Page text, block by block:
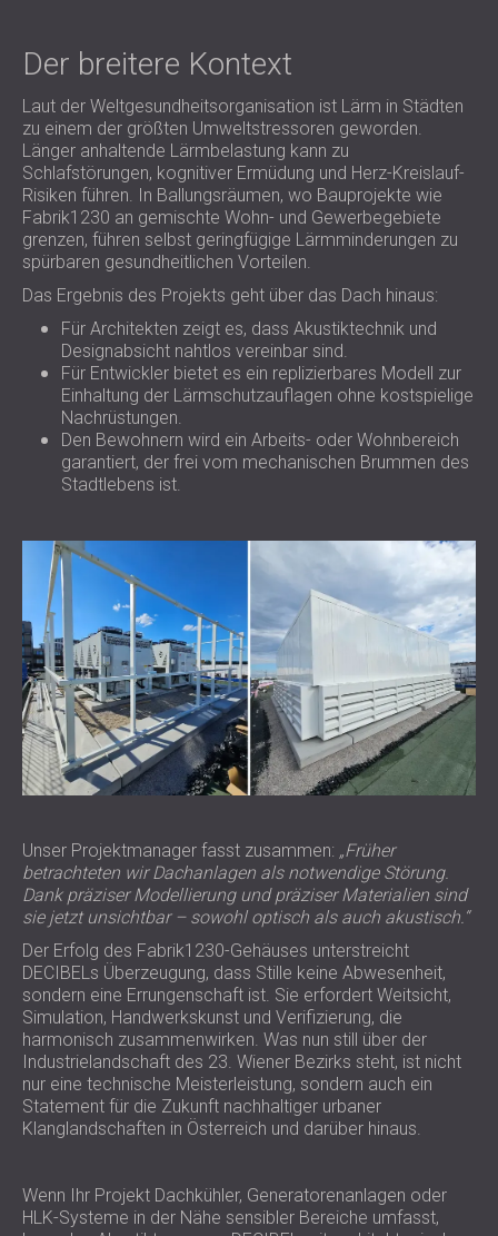
Der breitere Kontext
Laut der Weltgesundheitsorganisation ist Lärm in Städten
zu einem der größten Umweltstressoren geworden.
Länger anhaltende Lärmbelastung kann zu
Schlafstörungen, kognitiver Ermüdung und Herz-Kreislauf-
Risiken führen. In Ballungsräumen, wo Bauprojekte wie
Fabrik1230 an gemischte Wohn- und Gewerbegebiete
grenzen, führen selbst geringfügige Lärmminderungen zu
spürbaren gesundheitlichen Vorteilen.
Das Ergebnis des Projekts geht über das Dach hinaus:
Für Architekten zeigt es, dass Akustiktechnik und
Designabsicht nahtlos vereinbar sind.
Für Entwickler bietet es ein replizierbares Modell zur
Einhaltung der Lärmschutzauflagen ohne kostspielige
Nachrüstungen.
Den Bewohnern wird ein Arbeits- oder Wohnbereich
garantiert, der frei vom mechanischen Brummen des
Stadtlebens ist.
Unser Projektmanager fasst zusammen: „Früher
betrachteten wir Dachanlagen als notwendige Störung.
Dank präziser Modellierung und präziser Materialien sind
sie jetzt unsichtbar – sowohl optisch als auch akustisch.“
Der Erfolg des Fabrik1230-Gehäuses unterstreicht
DECIBELs Überzeugung, dass Stille keine Abwesenheit,
sondern eine Errungenschaft ist. Sie erfordert Weitsicht,
Simulation, Handwerkskunst und Verifizierung, die
harmonisch zusammenwirken. Was nun still über der
Industrielandschaft des 23. Wiener Bezirks steht, ist nicht
nur eine technische Meisterleistung, sondern auch ein
Statement für die Zukunft nachhaltiger urbaner
Klanglandschaften in Österreich und darüber hinaus.
Wenn Ihr Projekt Dachkühler, Generatorenanlagen oder
HLK-Systeme in der Nähe sensibler Bereiche umfasst,